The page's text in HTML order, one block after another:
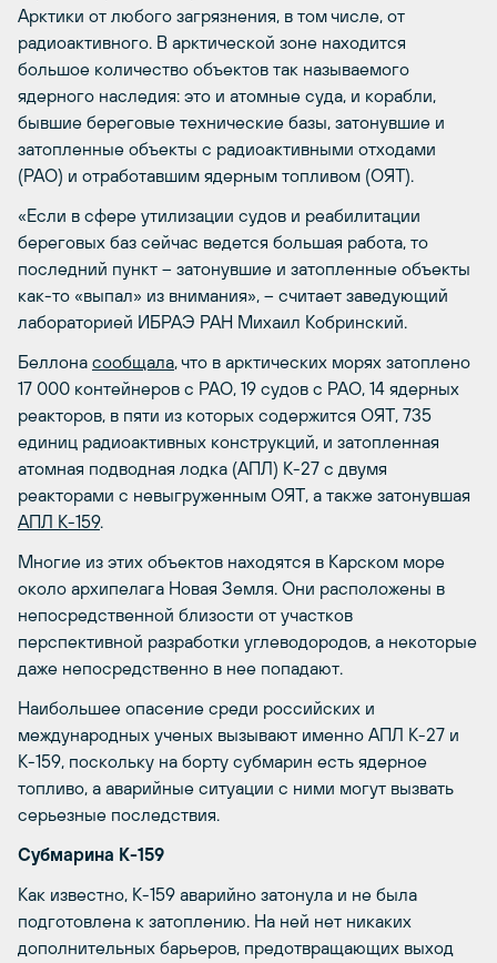
Арктики от любого загрязнения, в том числе, от
радиоактивного. В арктической зоне находится
большое количество объектов так называемого
ядерного наследия: это и атомные суда, и корабли,
бывшие береговые технические базы, затонувшие и
затопленные объекты с радиоактивными отходами
(РАО) и отработавшим ядерным топливом (ОЯТ).
«Если в сфере утилизации судов и реабилитации
береговых баз сейчас ведется большая работа, то
последний пункт – затонувшие и затопленные объекты
как-то «выпал» из внимания», – считает заведующий
лабораторией ИБРАЭ РАН Михаил Кобринский.
Беллона сообщала, что в арктических морях затоплено
17 000 контейнеров с РАО, 19 судов с РАО, 14 ядерных
реакторов, в пяти из которых содержится ОЯТ, 735
единиц радиоактивных конструкций, и затопленная
атомная подводная лодка (АПЛ) К-27 с двумя
реакторами с невыгруженным ОЯТ, а также затонувшая
АПЛ К-159.
Многие из этих объектов находятся в Карском море
около архипелага Новая Земля. Они расположены в
непосредственной близости от участков
перспективной разработки углеводородов, а некоторые
даже непосредственно в нее попадают.
Наибольшее опасение среди российских и
международных ученых вызывают именно АПЛ К-27 и
К-159, поскольку на борту субмарин есть ядерное
топливо, а аварийные ситуации с ними могут вызвать
серьезные последствия.
Субмарина К-159
Как известно, К-159 аварийно затонула и не была
подготовлена к затоплению. На ней нет никаких
дополнительных барьеров, предотвращающих выход